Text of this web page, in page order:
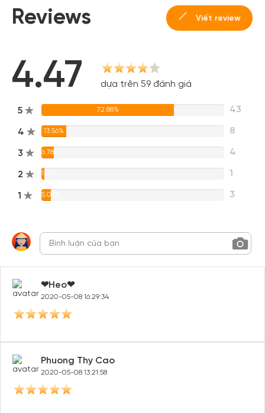
Reviews Viết review
4.47 dựa trên 59 đánh giá
5 72.88% 43
4 13.56% 8
3 6.78% 4
2 1.69% 1
1 5.08% 3
❤Heo❤
2020-05-08 16:29:34
Phuong Thy Cao
2020-05-08 13:21:58